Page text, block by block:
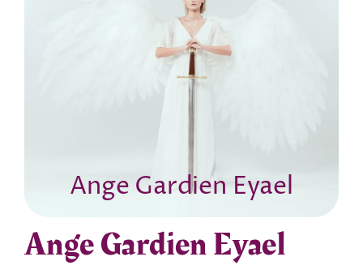
Tarots
Numérologie
Tests & jeux
Blog
Ange Gardien Eyael
Ange Gardien Eyael